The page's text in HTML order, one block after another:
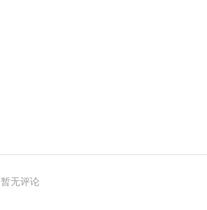
暂无评论